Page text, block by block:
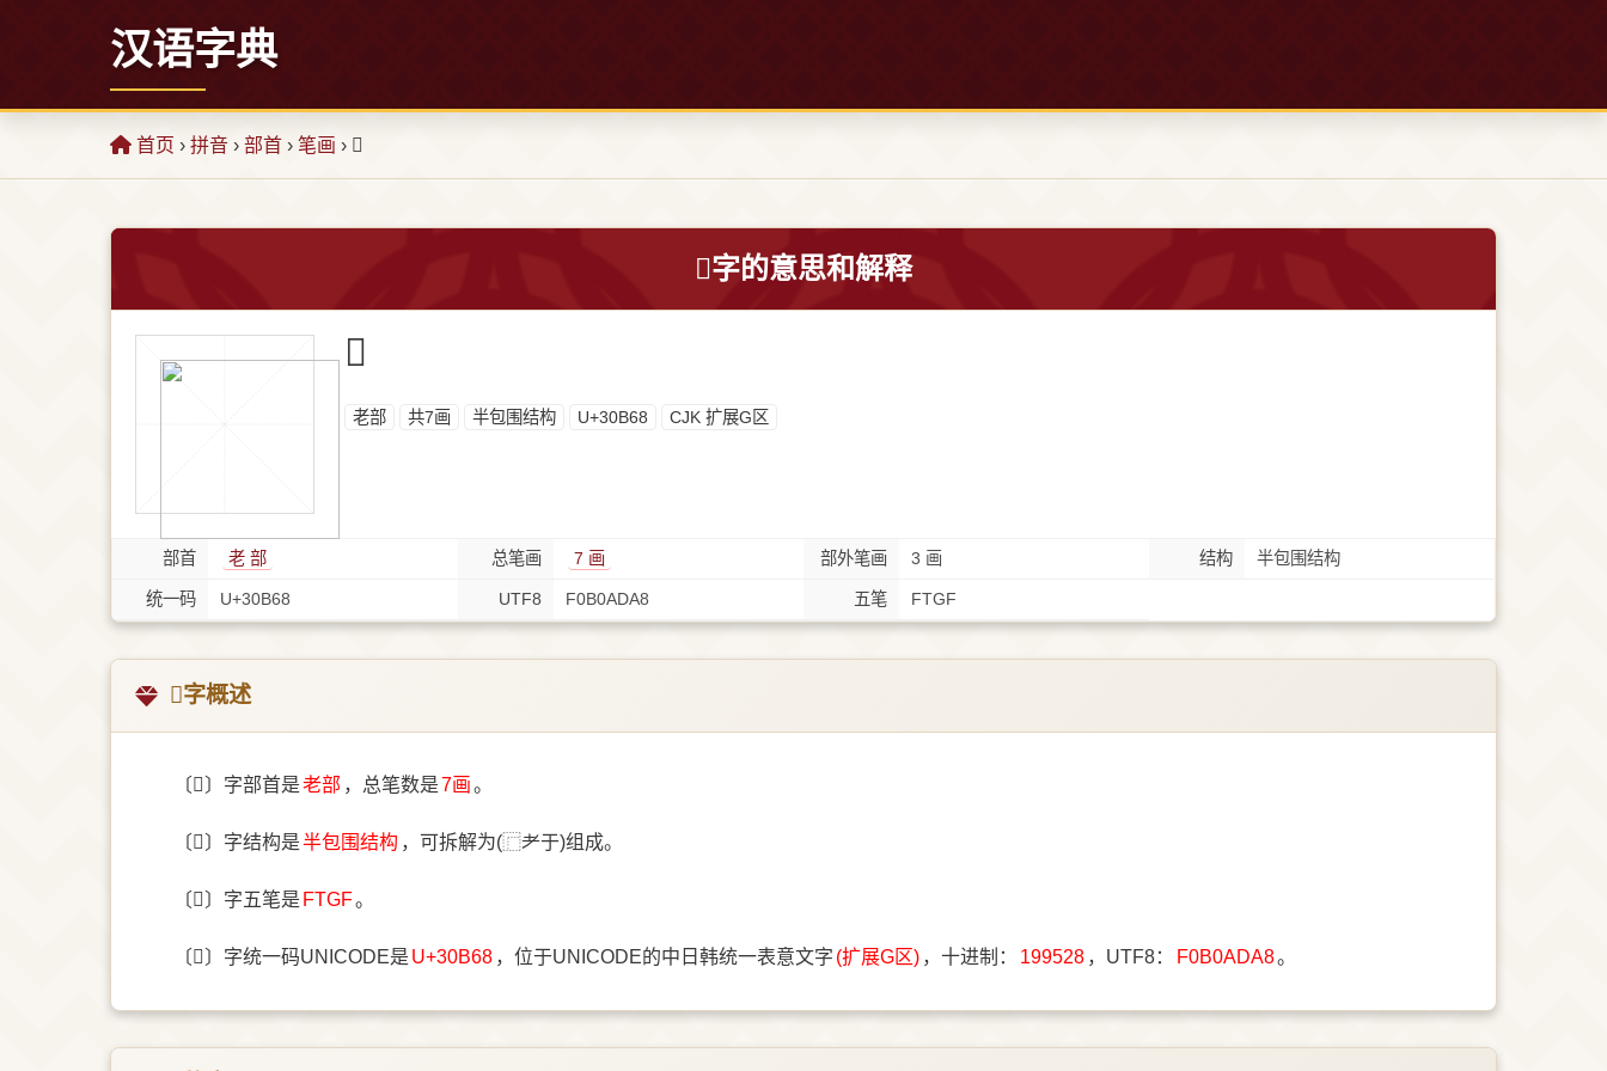
汉语字典
首页 › 拼音 › 部首 › 笔画 › 𰭨
𰭨字的意思和解释
𰭨
⽼部 共7画 半包围结构 U+30B68 CJK 扩展G区
部首 ⽼ 部 总笔画 7 画 部外笔画 3 画 结构 半包围结构
统一码 U+30B68 UTF8 F0B0ADA8 五笔 FTGF
𰭨字概述
〔𰭨〕字部首是⽼部 ，总笔数是7画。
〔𰭨〕字结构是半包围结构 ，可拆解为(⿸耂于)组成。
〔𰭨〕字五笔是 FTGF。
〔𰭨〕字统一码UNICODE是 U+30B68 ，位于UNICODE的中日韩统一表意文字 (扩展G区) ，十进制： 199528 ，UTF8： F0B0ADA8。